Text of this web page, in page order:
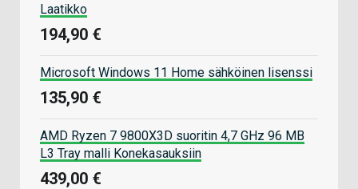
Laatikko
194,90 €
Microsoft Windows 11 Home sähköinen lisenssi
135,90 €
AMD Ryzen 7 9800X3D suoritin 4,7 GHz 96 MB
L3 Tray malli Konekasauksiin
439,00 €